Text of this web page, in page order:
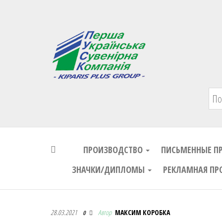
Первая Украинская Сувенирная
ПРОИЗВОДСТВО ПИСЬМЕННЫЕ
ЗНАЧКИ/ДИПЛОМЫ
РЕКЛАМНАЯ
Первая Украинская Сувенирная
28.03.2021 0 Автор МАКСИМ КОРОБКА